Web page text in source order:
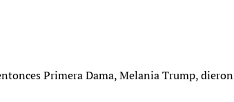
Primera Dama, Melania Trump, dieron